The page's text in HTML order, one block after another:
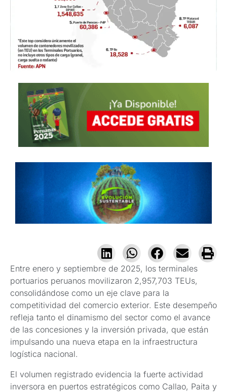
Entre enero y septiembre de 2025, los terminales
portuarios peruanos movilizaron 2,957,703 TEUs,
consolidándose como un eje clave para la
competitividad del comercio exterior. Este desempeño
refleja tanto el dinamismo del sector como el avance
de las concesiones y la inversión privada, que están
impulsando una nueva etapa en la infraestructura
logística nacional.
El volumen registrado evidencia la fuerte actividad
inversora en puertos estratégicos como Callao, Paita y